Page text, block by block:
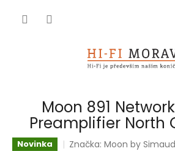
Moon 891
Preamplifier North
Novinka Značka:Moon by